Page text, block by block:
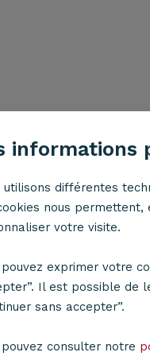
ET LAMPADAIRES
informations
utilisons différentes
nous
votre visite.
pouvez exprimer votre
Il est possible de
sans accepter”.
pouvez consulter notre